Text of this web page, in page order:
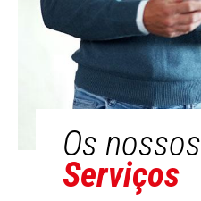
Os nossos
Serviços